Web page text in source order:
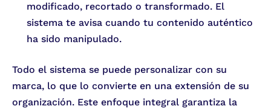
modificado, recortado o transformado. El
sistema te avisa cuando tu contenido auténtico
ha sido manipulado.
Todo el sistema se puede personalizar con su
marca, lo que lo convierte en una extensión de su
organización. Este enfoque integral garantiza la